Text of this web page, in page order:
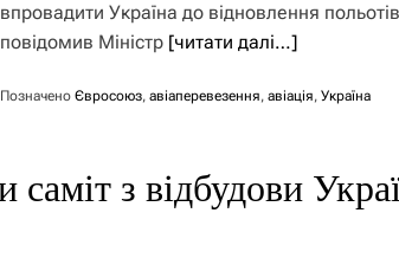
впровадити Україна до відновлення
повідомив Міністр [читати далі…]
ПозначеноЄвросоюз,авіаперевезення,авіація,Україна
з відбудови